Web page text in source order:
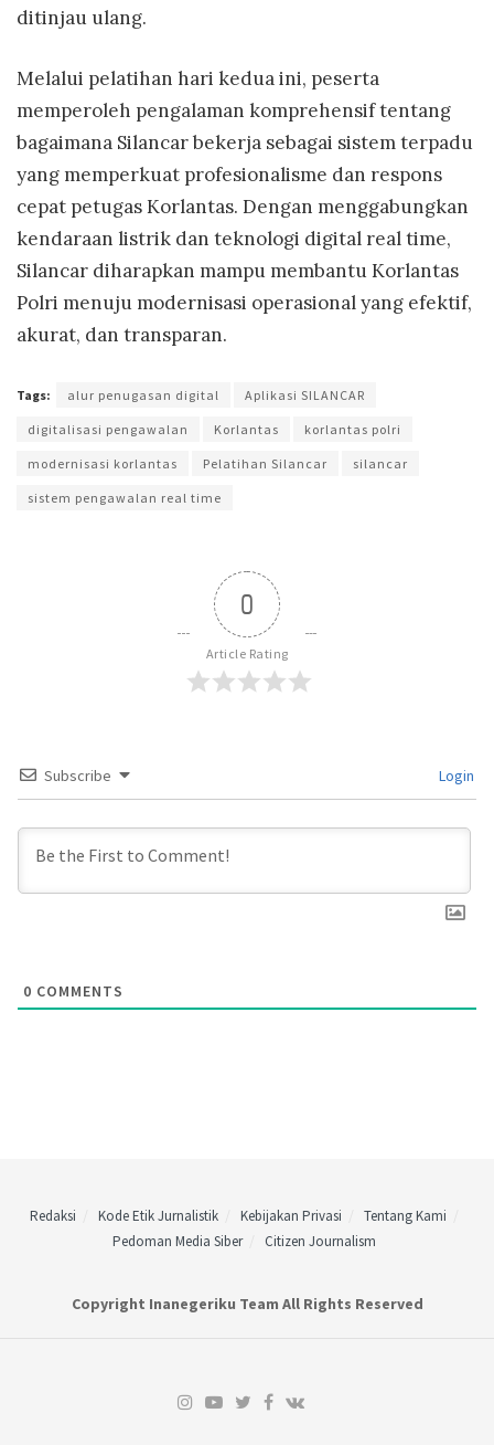
ditinjau ulang.
Melalui pelatihan hari kedua ini, peserta
memperoleh pengalaman komprehensif tentang
bagaimana Silancar bekerja sebagai sistem terpadu
yang memperkuat profesionalisme dan respons
cepat petugas Korlantas. Dengan menggabungkan
kendaraan listrik dan teknologi digital real time,
Silancar diharapkan mampu membantu Korlantas
Polri menuju modernisasi operasional yang efektif,
akurat, dan transparan.
Tags: alur penugasan digital Aplikasi SILANCAR
digitalisasi pengawalan Korlantas korlantas polri
modernisasi korlantas Pelatihan Silancar silancar
sistem pengawalan real time
0
Article Rating
Subscribe Login
0 COMMENTS
Redaksi Kode Etik Jurnalistik Kebijakan Privasi
Tentang Kami
Pedoman Media Siber
Citizen Journalism
Copyright Inanegeriku Team All Rights Reserved